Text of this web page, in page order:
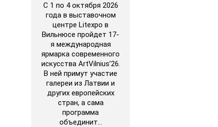
С 1 по 4 октября 2026
года в выставочном
центре Litexpo в
Вильнюсе пройдет 17-
я международная
ярмарка современного
искусства ArtVilnius’26.
В ней примут участие
галереи из Латвии и
других европейских
стран, а сама
программа
объединит…